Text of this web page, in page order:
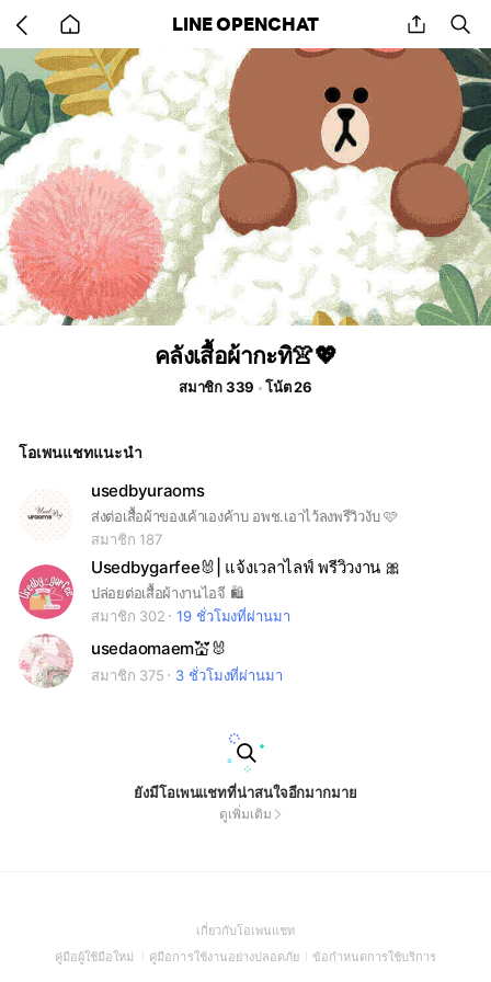
back
to
home
LINE OPENCHAT share
คลังเสื้อผ้ากะทิ👚💖
สมาชิก 339 โน้ต 26
โอเพนแชทแนะนำ
usedbyuraoms
ส่งต่อเสื้อผ้าของเค้าเองค้าบ อพช.เอาไว้ลงพรีวิวงับ 🩷
สมาชิก 187
Usedbygarfee🐰| แจ้งเวลาไลฟ์ พรีวิวงาน 🎀
ปล่อยต่อเสื้อผ้างานไอจี 🛍️
สมาชิก 302
19 ชั่วโมงที่ผ่านมา
usedaomaem💒🐰
สมาชิก 375 3 ชั่วโมงที่ผ่านมา
ยังมีโอเพนแชทที่น่าสนใจอีกมากมาย
ดูเพิ่มเติม
เกี่ยวกับโอเพนแชท(Open
in
คู่มือผู้ใช้มือใหม่
(Open
คู่มือการใช้งานอย่างปลอดภัย(Open
ข้อกำหนดการใช้บริการ(Open